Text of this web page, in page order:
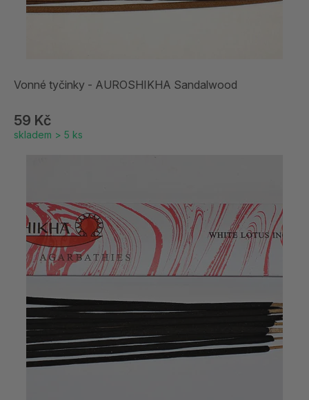
Vonné tyčinky - AUROSHIKHA Sandalwood
59 Kč
skladem > 5 ks